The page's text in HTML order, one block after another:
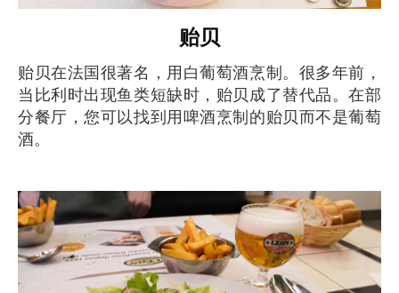
贻贝
贻贝在法国很著名，用白葡萄酒烹制。很多年前，
当比利时出现鱼类短缺时，贻贝成了替代品。在部
分餐厅，您可以找到用啤酒烹制的贻贝而不是葡萄
酒。